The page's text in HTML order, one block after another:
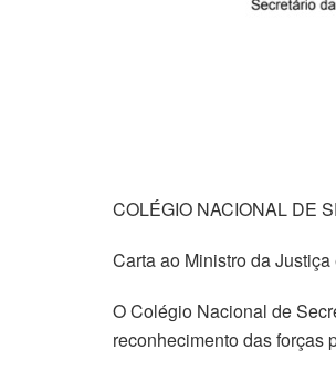
COLÉGIO NACIONAL DE
Carta ao Ministro da
O Colégio Nacional de
reconhecimento das forças